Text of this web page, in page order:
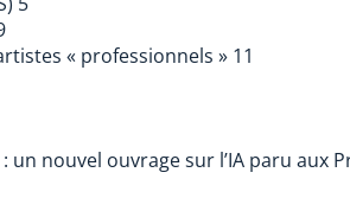
« professionnels » 11
nouvel ouvrage sur l’IA paru aux